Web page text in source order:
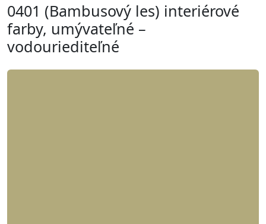
0401 (Bambusový les) interiérové
farby, umývateľné –
vodouriediteľné